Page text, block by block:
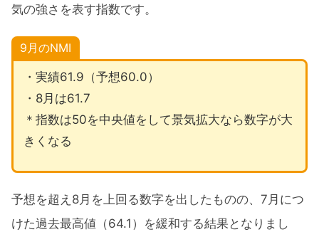
気の強さを表す指数です。
9月のNMI
・実績61.9（予想60.0）
・8月は61.7
＊指数は50を中央値をして景気拡大なら数字が大
きくなる
予想を超え8月を上回る数字を出したものの、7月につ
けた過去最高値（64.1）を緩和する結果となりまし